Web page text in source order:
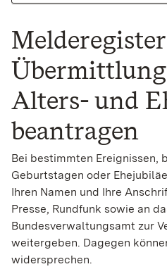
Alters- und
beantragen
Bei bestimmten Ereignissen,
Geburtstagen oder
Ihren Namen und Ihre
Presse, Rundfunk sowie an
Bundesverwaltungsamt zur
weitergeben. Dagegen
widersprechen.